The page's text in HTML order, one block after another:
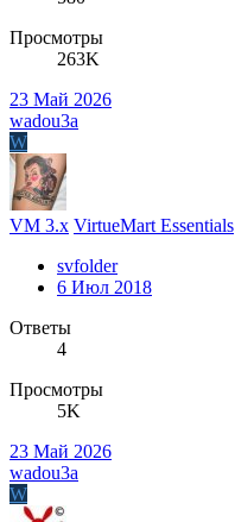
Просмотры
263K
23 Май 2026
wadou3a
W
VM 3.x VirtueMart Essentials
svfolder
6 Июл 2018
Ответы
4
Просмотры
5K
23 Май 2026
wadou3a
W